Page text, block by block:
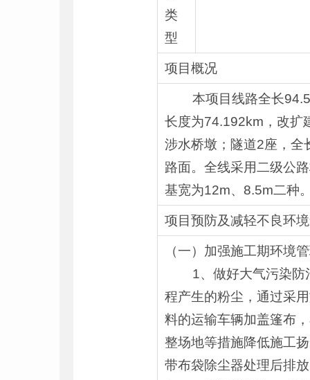
类
型
项目概况
本项目线路全长
长度为74.192km，改扩
涉水桥墩；隧道2座，全
路面。全线采用二级公
基宽为12m、8.5m二种
项目预防及减轻不良环
（一）加强施工期环境
1、做好大气污染防治
程产生的粉尘，通过采
料的运输车辆加盖篷布
整场地等措施降低施工
带布袋除尘器处理后排